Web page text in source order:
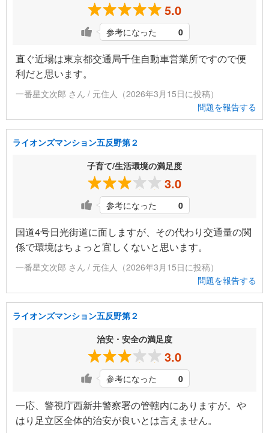
5.0
参考になった 0
直ぐ近場は東京都交通局千住自動車営業所ですので便
利だと思います。
一番星文次郎 さん / 元住人（2026年3月15日に投稿）
問題を報告する
ライオンズマンション五反野第２
子育て/生活環境の満足度
3.0
参考になった 0
国道4号日光街道に面しますが、その代わり交通量の関
係で環境はちょっと宜しくないと思います。
一番星文次郎 さん / 元住人（2026年3月15日に投稿）
問題を報告する
ライオンズマンション五反野第２
治安・安全の満足度
3.0
参考になった 0
一応、警視庁西新井警察署の管轄内にありますが。や
はり足立区全体的治安が良いとは言えません。